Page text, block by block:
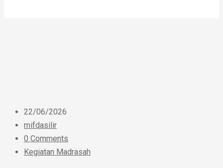
22/06/2026
mifdasilir
0 Comments
Kegiatan Madrasah